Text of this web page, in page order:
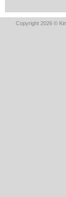
Copyright 2026 ©